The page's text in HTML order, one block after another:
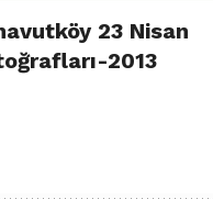
23 Nisan
2013